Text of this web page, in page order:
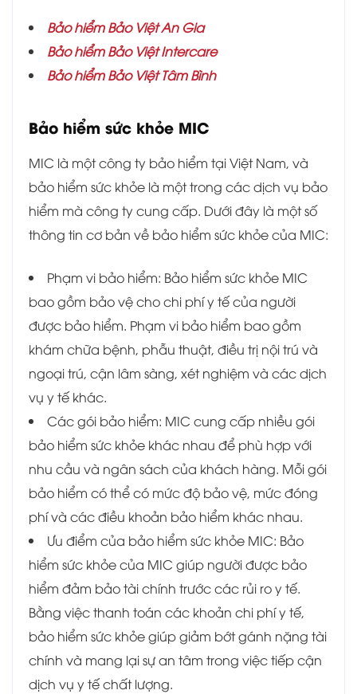
Bảo hiểm Bảo Việt An Gia
Bảo hiểm Bảo Việt Intercare
Bảo hiểm Bảo Việt Tâm Bình
Bảo hiểm sức khỏe MIC
MIC là một công ty bảo hiểm tại Việt Nam, và
bảo hiểm sức khỏe là một trong các dịch vụ bảo
hiểm mà công ty cung cấp. Dưới đây là một số
thông tin cơ bản về bảo hiểm sức khỏe của MIC:
Phạm vi bảo hiểm: Bảo hiểm sức khỏe MIC
bao gồm bảo vệ cho chi phí y tế của người
được bảo hiểm. Phạm vi bảo hiểm bao gồm
khám chữa bệnh, phẫu thuật, điều trị nội trú và
ngoại trú, cận lâm sàng, xét nghiệm và các dịch
vụ y tế khác.
Các gói bảo hiểm: MIC cung cấp nhiều gói
bảo hiểm sức khỏe khác nhau để phù hợp với
nhu cầu và ngân sách của khách hàng. Mỗi gói
bảo hiểm có thể có mức độ bảo vệ, mức đóng
phí và các điều khoản bảo hiểm khác nhau.
Ưu điểm của bảo hiểm sức khỏe MIC: Bảo
hiểm sức khỏe của MIC giúp người được bảo
hiểm đảm bảo tài chính trước các rủi ro y tế.
Bằng việc thanh toán các khoản chi phí y tế,
bảo hiểm sức khỏe giúp giảm bớt gánh nặng tài
chính và mang lại sự an tâm trong việc tiếp cận
dịch vụ y tế chất lượng.